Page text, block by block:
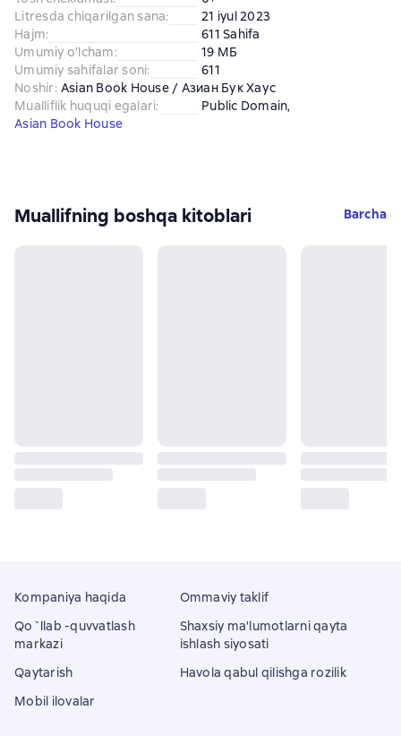
Litresda chiqarilgan sana:
21 iyul 2023
Hajm:
611 Sahifa
Umumiy o'lcham:
19 МБ
Umumiy sahifalar soni:
611
Noshir: Asian Book House / Азиан Бук Хаус
Mualliflik huquqi egalari: Public Domain,
Asian Book House
Muallifning boshqa kitoblari Barcha
Kompaniya haqida
Qo`llab -quvvatlash
markazi
Qaytarish
Mobil ilovalar
Ommaviy taklif
Shaxsiy ma'lumotlarni qayta
ishlash siyosati
Havola qabul qilishga rozilik